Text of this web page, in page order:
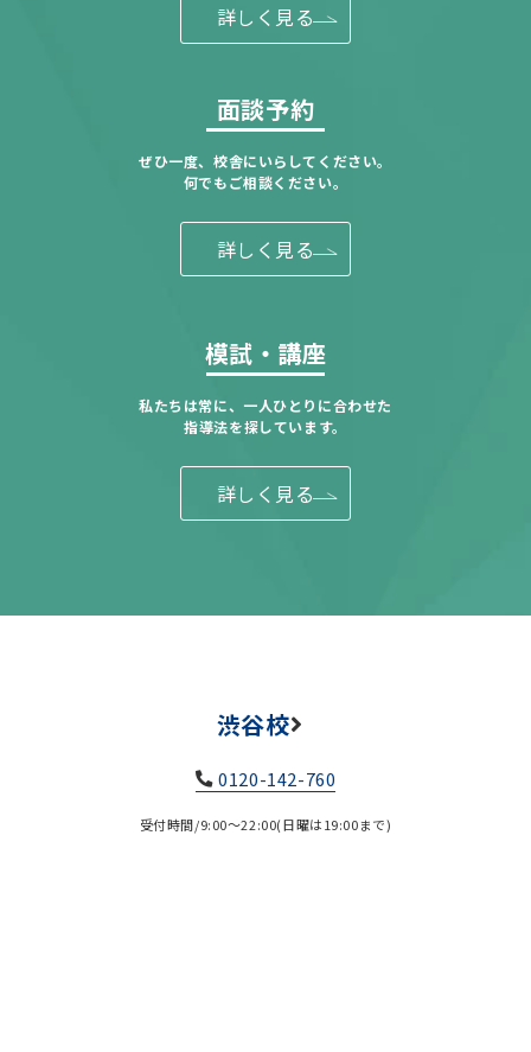
詳しく見る
面談予約
ぜひ一度、校舎にいらしてください。
何でもご相談ください。
詳しく見る
模試・講座
私たちは常に、一人ひとりに合わせた
指導法を探しています。
詳しく見る
渋谷校
0120-142-760
受付時間/9:00～22:00(日曜は19:00まで)